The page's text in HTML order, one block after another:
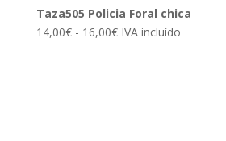
Taza505 Policia Foral chica
14,00€ - 16,00€Rango
IVA incluído